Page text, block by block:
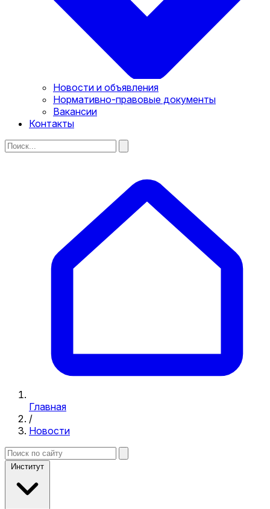
Новости и объявления
Нормативно-правовые документы
Вакансии
Контакты
Главная
/
Новости
Институт